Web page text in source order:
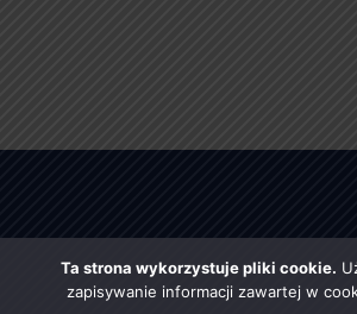
Ta strona wykorzystuje pliki cookie.
zapisywanie informacji zawartej w